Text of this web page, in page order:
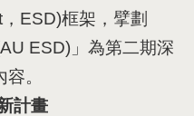
， ESD)框架，擘劃
ESD) 」為第二期深
。
計畫